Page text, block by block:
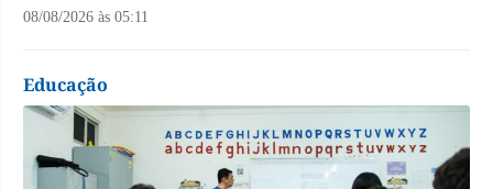
08/08/2026 às 05:11
Educação